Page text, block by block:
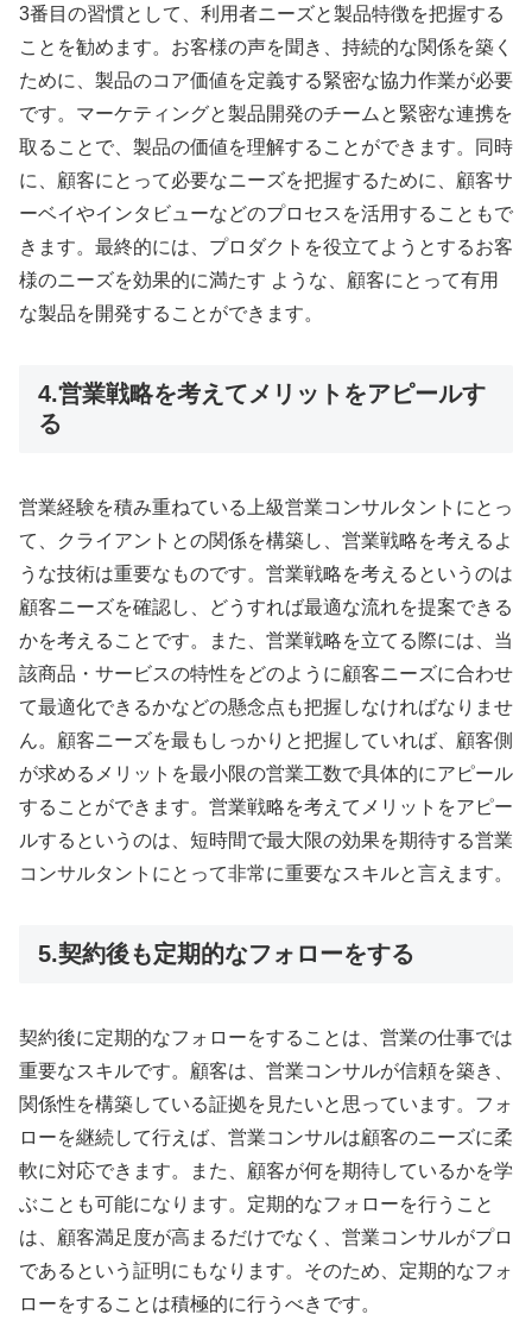
3番目の習慣として、利用者ニーズと製品特徴を把握する
ことを勧めます。お客様の声を聞き、持続的な関係を築く
ために、製品のコア価値を定義する緊密な協力作業が必要
です。マーケティングと製品開発のチームと緊密な連携を
取ることで、製品の価値を理解することができます。同時
に、顧客にとって必要なニーズを把握するために、顧客サ
ーベイやインタビューなどのプロセスを活用することもで
きます。最終的には、プロダクトを役立てようとするお客
様のニーズを効果的に満たす ような、顧客にとって有用
な製品を開発することができます。
4.営業戦略を考えてメリットをアピールす
る
営業経験を積み重ねている上級営業コンサルタントにとっ
て、クライアントとの関係を構築し、営業戦略を考えるよ
うな技術は重要なものです。営業戦略を考えるというのは
顧客ニーズを確認し、どうすれば最適な流れを提案できる
かを考えることです。また、営業戦略を立てる際には、当
該商品・サービスの特性をどのように顧客ニーズに合わせ
て最適化できるかなどの懸念点も把握しなければなりませ
ん。顧客ニーズを最もしっかりと把握していれば、顧客側
が求めるメリットを最小限の営業工数で具体的にアピール
することができます。営業戦略を考えてメリットをアピー
ルするというのは、短時間で最大限の効果を期待する営業
コンサルタントにとって非常に重要なスキルと言えます。
5.契約後も定期的なフォローをする
契約後に定期的なフォローをすることは、営業の仕事では
重要なスキルです。顧客は、営業コンサルが信頼を築き、
関係性を構築している証拠を見たいと思っています。フォ
ローを継続して行えば、営業コンサルは顧客のニーズに柔
軟に対応できます。また、顧客が何を期待しているかを学
ぶことも可能になります。定期的なフォローを行うこと
は、顧客満足度が高まるだけでなく、営業コンサルがプロ
であるという証明にもなります。そのため、定期的なフォ
ローをすることは積極的に行うべきです。